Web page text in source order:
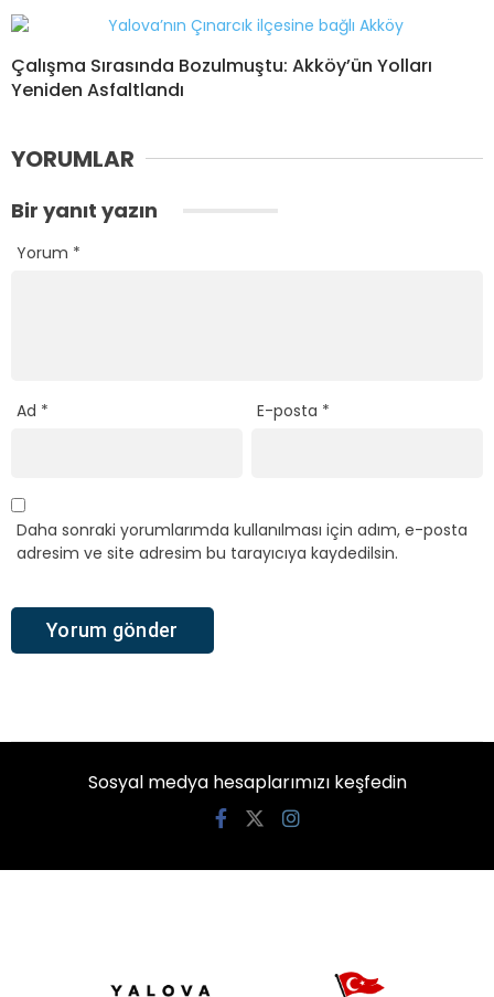
Çalışma Sırasında Bozulmuştu: Akköy’ün Yolları
Yeniden Asfaltlandı
YORUMLAR
Bir yanıt yazın
Yorum *
Ad * E-posta *
Daha sonraki yorumlarımda kullanılması için adım, e-posta
adresim ve site adresim bu tarayıcıya kaydedilsin.
Sosyal medya hesaplarımızı keşfedin